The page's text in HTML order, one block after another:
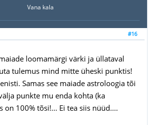
Vana kala
#16
loomamärgi värki ja üllataval
tulemus mind mitte üheski punktis!
Samas see maiade astroloogia tõi
punkte mu enda kohta (ka
on 100% tõsi!... Ei tea siis nüüd....